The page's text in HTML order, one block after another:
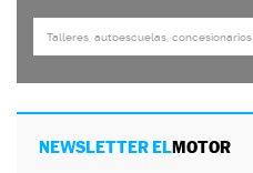
NEWSLETTER ELMOTOR